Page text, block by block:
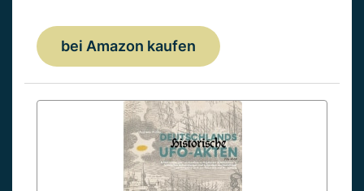
bei Amazon kaufen